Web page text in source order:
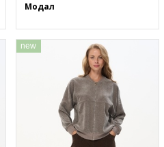
Модал
new